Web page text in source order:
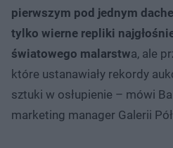
pierwszym pod jednym
tylko wierne repliki
światowego malarstwa, ale
które ustanawiały rekordy
sztuki w osłupienie – mówi
marketing manager Galerii